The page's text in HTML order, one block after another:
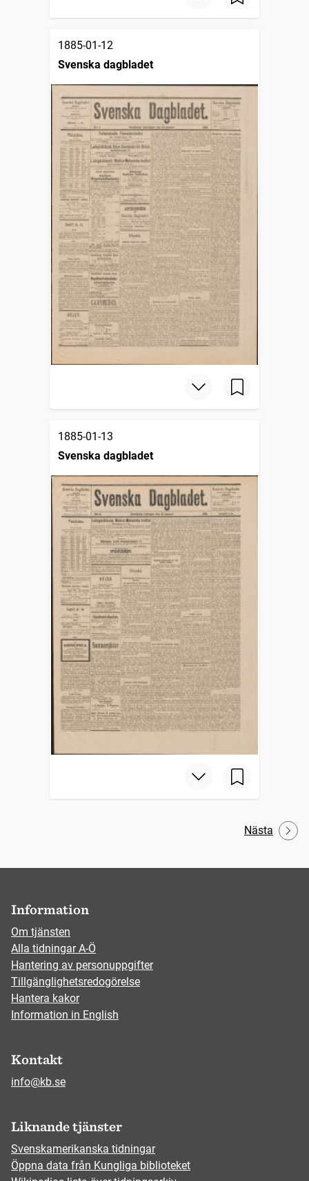
1885-01-12
Svenska dagbladet
1885-01-13
Svenska dagbladet
Nästa
Information
Om tjänsten
Alla tidningar A-Ö
Hantering av personuppgifter
Tillgänglighetsredogörelse
Hantera kakor
Information in English
Kontakt
info@kb.se
Liknande tjänster
Svenskamerikanska tidningar
Öppna data från Kungliga biblioteket